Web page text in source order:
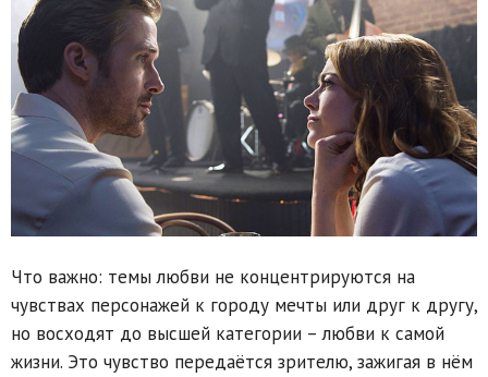
Что важно: темы любви не концентрируются на
чувствах персонажей к городу мечты или друг к другу,
но восходят до высшей категории – любви к самой
жизни. Это чувство передаётся зрителю, зажигая в нём